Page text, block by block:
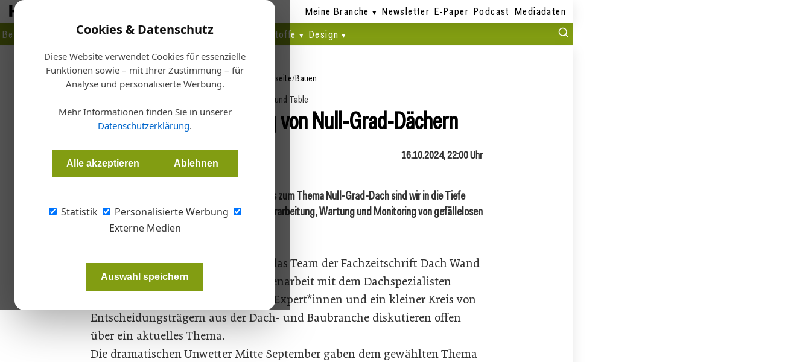
Cookies & Datenschutz
Diese Website verwendet Cookies für essenzielle
Funktionen sowie – mit Ihrer Zustimmung – für
Analyse und personalisierte Werbung.
Mehr Informationen finden Sie in unserer
Datenschutzerklärung.
Alle akzeptieren Ablehnen
Statistik
Personalisierte Werbung
Externe Medien
Auswahl speichern
Meine Branche Newsletter E-Paper Podcast Mediadaten
Betrieb
Planen Bauen Fertigen Bau- + Werkstoffe Design
Startseite/Bauen
Round Table
Aufbau und Wartung von Null-Grad-Dächern
16.10.2024, 22:00 Uhr
In Gesprächsrunde zwei unseres Experten-Talks zum Thema Null-Grad-Dach sind wir in die Tiefe
gegangen. Dazu gehörten Planung, Aufbau, Verarbeitung, Wartung und Monitoring von gefällelosen
Dächern.
Es war ein neues Talk-Format, das das Team der Fachzeitschrift Dach Wand
am 19. September 2024 in Zusammenarbeit mit dem Dachspezialisten
Bauder ausprobierte: Hochkarätige Expert*innen und ein kleiner Kreis von
Entscheidungsträgern aus der Dach- und Baubranche diskutieren offen
über ein aktuelles Thema.
Die dramatischen Unwetter Mitte September gaben dem gewählten Thema